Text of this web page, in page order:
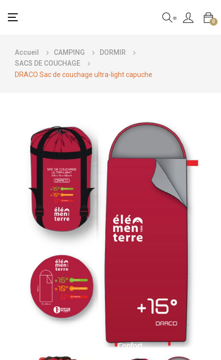
Basculer
☰ 0
Accueil CAMPING
DORMIR
SACS DE COUCHAGE
DRACO Sac de couchage ultra-light capuche